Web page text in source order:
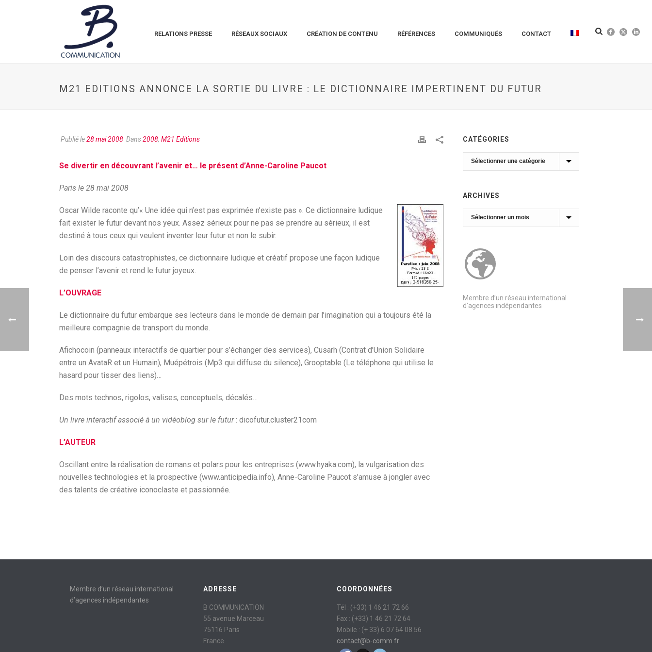
RELATIONS PRESSE RÉSEAUX SOCIAUX CRÉATION DE CONTENU RÉFÉRENCES COMMUNIQUÉS CONTACT
M21 EDITIONS ANNONCE LA SORTIE DU LIVRE : LE DICTIONNAIRE IMPERTINENT DU FUTUR
Publié le28 mai 2008 Dans2008, M21 Editions
Se divertir en découvrant l’avenir et… le présent d’Anne-Caroline Paucot
Paris le 28 mai 2008
Oscar Wilde raconte qu’« Une idée qui n’est pas exprimée n’existe pas ». Ce dictionnaire ludique
fait exister le futur devant nos yeux. Assez sérieux pour ne pas se prendre au sérieux, il est
destiné à tous ceux qui veulent inventer leur futur et non le subir.
Loin des discours catastrophistes, ce dictionnaire ludique et créatif propose une façon ludique
de penser l’avenir et rend le futur joyeux.
L’OUVRAGE
Le dictionnaire du futur embarque ses lecteurs dans le monde de demain par l’imagination qui a toujours été la
meilleure compagnie de transport du monde.
Afichocoin (panneaux interactifs de quartier pour s’échanger des services), Cusarh (Contrat d’Union Solidaire
entre un AvataR et un Humain), Muépétrois (Mp3 qui diffuse du silence), Grooptable (Le téléphone qui utilise le
hasard pour tisser des liens)…
Des mots technos, rigolos, valises, conceptuels, décalés…
Un livre interactif associé à un vidéoblog sur le futur: dicofutur.cluster21com
L’AUTEUR
Oscillant entre la réalisation de romans et polars pour les entreprises (www.hyaka.com), la vulgarisation des
nouvelles technologies et la prospective (www.anticipedia.info), Anne-Caroline Paucot s’amuse à jongler avec
des talents de créative iconoclaste et passionnée.
CATÉGORIES
Catégories
ARCHIVES
Archives
Membre d’un réseau international
d’agences indépendantes
Membre d’un réseau international
d’agences indépendantes
ADRESSE
B COMMUNICATION
55 avenue Marceau
75116 Paris
France
COORDONNÉES
Tél : (+33) 1 46 21 72 66
Fax : (+33) 1 46 21 72 64
Mobile : (+ 33) 6 07 64 08 56
contact@b-comm.fr